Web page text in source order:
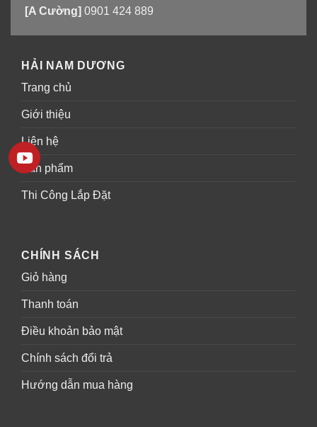
[A Cường] 0901 424 889
HẢI NAM DƯƠNG
Trang chủ
Giới thiệu
Liên hệ
Sản phẩm
Thi Công Lắp Đặt
CHÍNH SÁCH
Giỏ hàng
Thanh toán
Điều khoản bảo mật
Chính sách đổi trả
Hướng dẫn mua hàng